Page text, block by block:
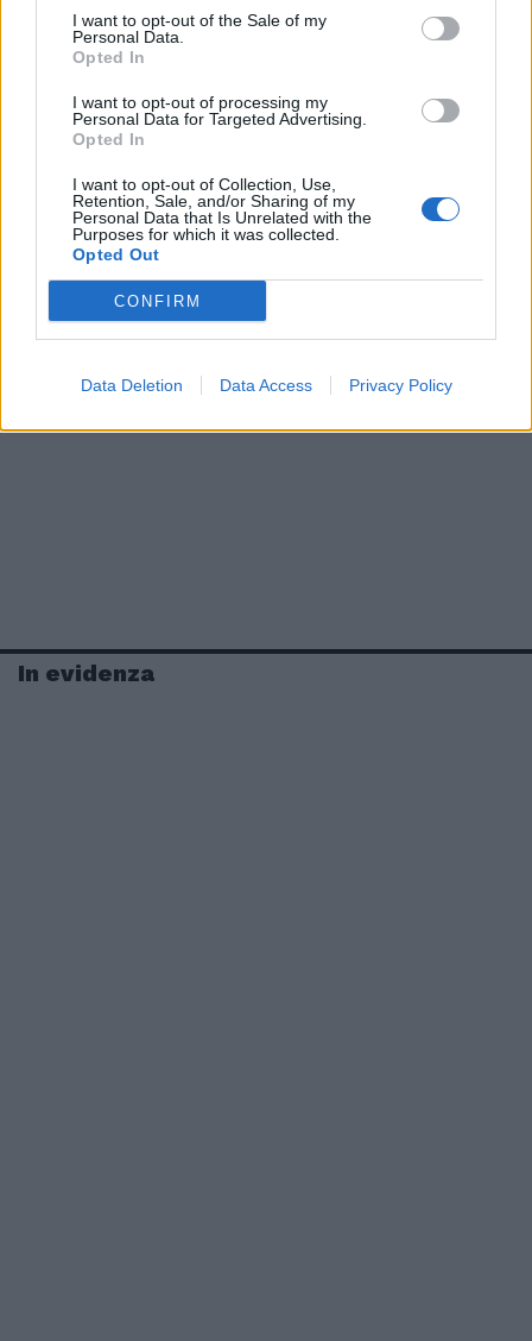
I want to opt-out of the Sale of my
Personal Data.
Opted In
I want to opt-out of processing my
Personal Data for Targeted Advertising.
Opted In
I want to opt-out of Collection, Use,
Retention, Sale, and/or Sharing of my
Personal Data that Is Unrelated with the
Purposes for which it was collected.
Opted Out
CONFIRM
Data Deletion Data Access Privacy Policy
In evidenza